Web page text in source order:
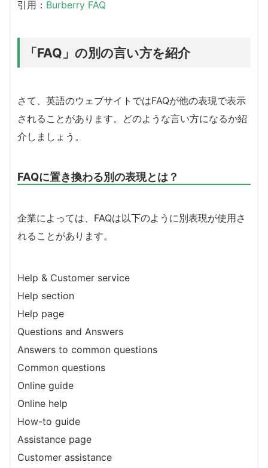
引用： Burberry FAQ
「FAQ」の別の言い方を紹介
さて、英語のウェブサイトではFAQが他の表現で表示
されることがあります。どのような言い方になるか紹
介しましょう。
FAQに置き換わる別の表現とは？
企業によっては、FAQは以下のように別表現が使用さ
れることがあります。
Help & Customer service
Help section
Help page
Questions and Answers
Answers to common questions
Common questions
Online guide
Online help
How-to guide
Assistance page
Customer assistance